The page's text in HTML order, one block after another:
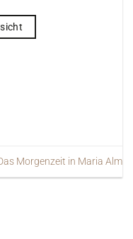
Morgenzeit in Maria Alm